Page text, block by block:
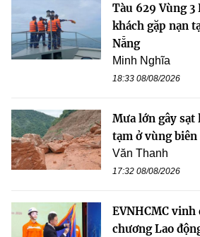
Tàu 629 Vùng
khách gặp nạn
Nẵng
Minh Nghĩa
18:33 08/08/2026
Mưa lớn gây
tạm ở vùng biên
Văn Thanh
17:32 08/08/2026
EVNHCMC
chương Lao